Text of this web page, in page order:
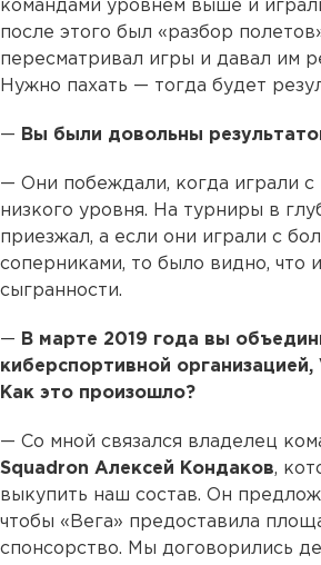
командами уровнем выше и
после этого был «разбор
пересматривал игры и давал им
Нужно пахать — тогда будет
— Вы были довольны
— Они побеждали, когда играли с
низкого уровня. На турниры в
приезжал, а если они играли с
соперниками, то было видно, что
сыгранности.
— В марте 2019 года вы
киберспортивной организацией,
Как это произошло?
— Со мной связался владелец
Squadron Алексей Кондаков,
выкупить наш состав. Он
чтобы «Вега» предоставила
спонсорство. Мы договорились